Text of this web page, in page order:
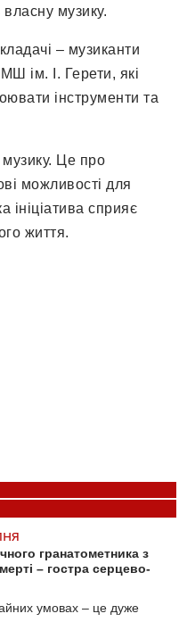
музику.
– музиканти
ім. І. Герети, які
інструменти та
Це про
можливості для
ініціатива сприяє
життя.
гранатометника з
– гостра серцево-
умовах – це дуже